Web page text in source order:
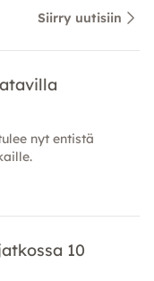
Siirry uutisiin
nyt entistä
10